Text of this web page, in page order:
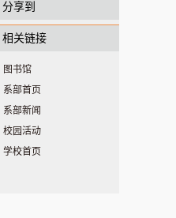
分享到
相关链接
图书馆
系部首页
系部新闻
校园活动
学校首页